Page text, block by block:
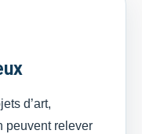
d’art,
peuvent relever